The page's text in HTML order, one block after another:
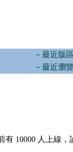
－最近版
－最近瀏
有 10000 人上線